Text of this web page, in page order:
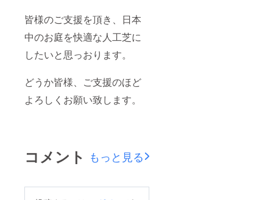
皆様のご支援を頂き、日本
中のお庭を快適な人工芝に
したいと思っおります。
どうか皆様、ご支援のほど
よろしくお願い致します。
コメント もっと見る